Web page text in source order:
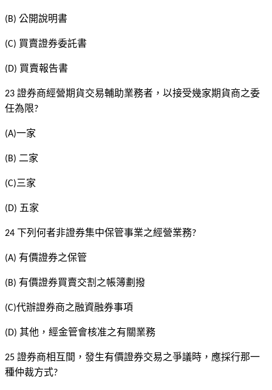
(B) 公開說明書
(C) 買賣證券委託書
(D) 買賣報告書
23 證券商經營期貨交易輔助業務者，以接受幾家期貨商之委
任為限?
(A)一家
(B) 二家
(C)三家
(D) 五家
24 下列何者非證券集中保管事業之經營業務?
(A) 有價證券之保管
(B) 有價證券買賣交割之帳簿劃撥
(C)代辦證券商之融資融券事項
(D) 其他，經金管會核准之有關業務
25 證券商相互間，發生有價證券交易之爭議時，應採行那一
種仲裁方式?